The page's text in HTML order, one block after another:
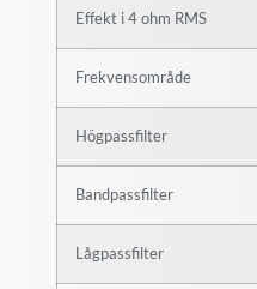
Effekt i 4 ohm RMS
Frekvensområde
Högpassfilter
Bandpassfilter
Lågpassfilter